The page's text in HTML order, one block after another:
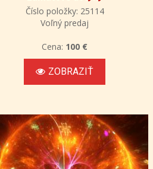
Číslo položky: 25114
Voľný predaj
Cena: 100 €
ZOBRAZIŤ